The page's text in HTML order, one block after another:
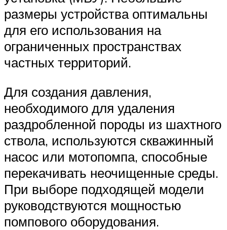
размеры устройства оптимальны
для его использования на
ограниченных пространствах
частных территорий.
Для создания давления,
необходимого для удаления
раздробленной породы из шахтного
ствола, используются скважинный
насос или мотопомпа, способные
перекачивать неочищенные среды.
При выборе подходящей модели
руководствуются мощностью
помпового оборудования.